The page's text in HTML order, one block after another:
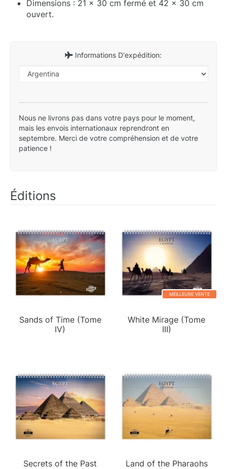
Dimensions : 21 x 30 cm fermé et 42 x 30 cm
ouvert.
Informations D'expédition:
Nous ne livrons pas dans votre pays pour le moment,
mais les envois internationaux reprendront en
septembre. Merci de votre compréhension et de votre
patience !
Éditions
Sands of Time (Tome
IV)
MEILLEURE VENTE
White Mirage (Tome
III)
Secrets of the Past
Land of the Pharaohs